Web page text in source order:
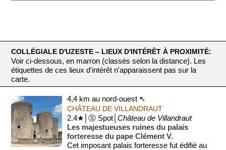
COLLÉGIALE D'UZESTE ‒ LIEUX D'INTÉRÊT À PROXIMITÉ:
Voir ci-dessous, en marron (classés selon la distance). Les
étiquettes de ces lieux d'intérêt n'apparaissent pas sur la
carte.
4,4 km au nord-ouest ↖
CHÂTEAU DE VILLANDRAUT
2.4★│Ⓢ Spot│Château de Villandraut
Les majestueuses ruines du palais
forteresse du pape Clément V.
Cet imposant palais forteresse fut édifié au